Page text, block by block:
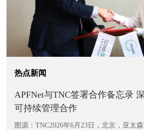
热点新闻
APFNet与TNC签署合作备忘录
可持续管理合作
图源：TNC2026年6月23日，北京，亚太